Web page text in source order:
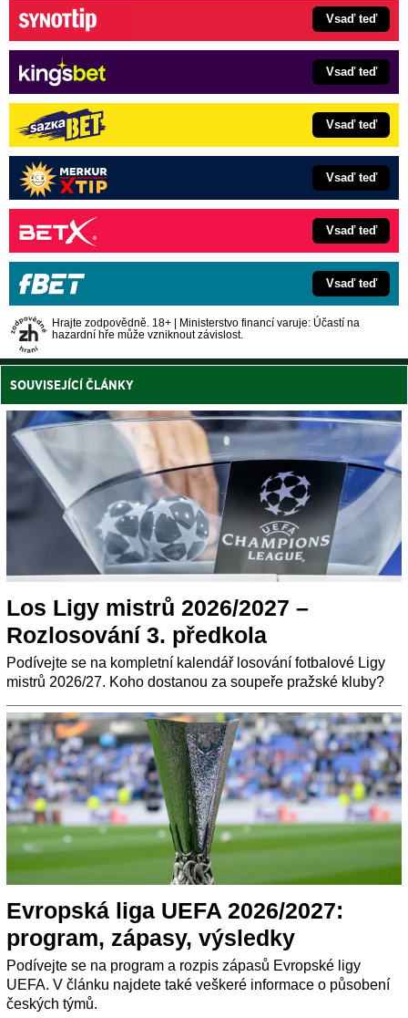
Vsaď teď
Vsaď teď
Vsaď teď
Vsaď teď
Vsaď teď
Vsaď teď
Hrajte zodpovědně. 18+ | Ministerstvo financí varuje: Účastí na
hazardní hře může vzniknout závislost.
SOUVISEJÍCÍ ČLÁNKY
Los Ligy mistrů 2026/2027 –
Rozlosování 3. předkola
Podívejte se na kompletní kalendář losování fotbalové Ligy
mistrů 2026/27. Koho dostanou za soupeře pražské kluby?
Evropská liga UEFA 2026/2027:
program, zápasy, výsledky
Podívejte se na program a rozpis zápasů Evropské ligy
UEFA. V článku najdete také veškeré informace o působení
českých týmů.